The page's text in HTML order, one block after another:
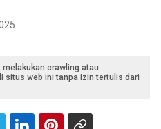
crawling atau
situs web ini tanpa izin tertulis dari